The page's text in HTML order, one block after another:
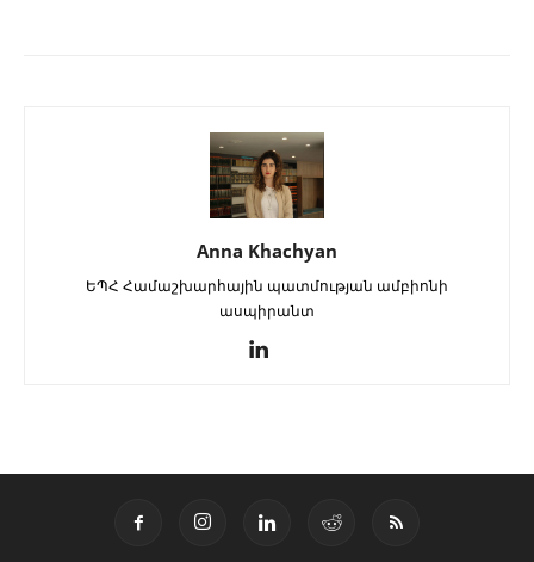
Anna Khachyan
ԵՊՀ Համաշխարհային պատմության ամբիոնի
ասպիրանտ